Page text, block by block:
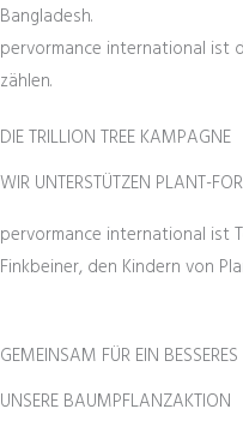
Bangladesh.
pervormance international ist
zählen.
DIE TRILLION TREE KAMPAGNE
WIR UNTERSTÜTZEN PLANT-
pervormance international ist
Finkbeiner, den Kindern von
GEMEINSAM FÜR EIN
UNSERE BAUMPFLANZAKTION